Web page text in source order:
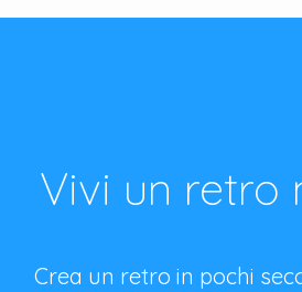
Vivi un retro
Crea un retro in pochi